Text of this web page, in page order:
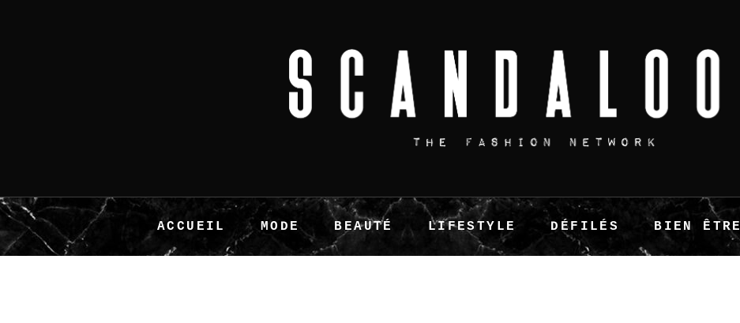
ACCUEIL MODE BEAUTÉ LIFESTYLE DÉFILÉS BIEN ÊTRE